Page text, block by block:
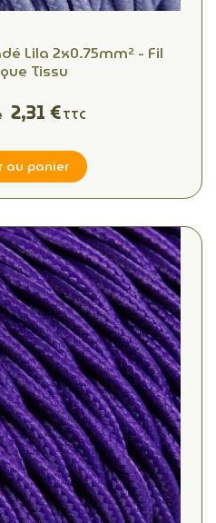
Lila 2x0.75mm² - Fil
Tissu
2,31 €TTC
au panier